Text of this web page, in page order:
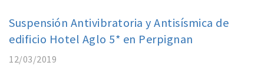
Suspensión Antivibratoria y Antisísmica de
edificio Hotel Aglo 5* en Perpignan
12/03/2019